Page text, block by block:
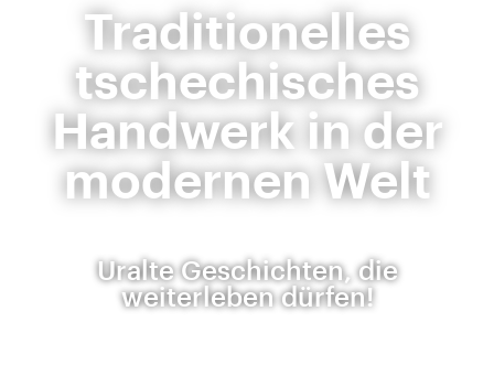
Traditionelles
tschechisches
Handwerk in der
modernen Welt
Uralte Geschichten, die
weiterleben dürfen!